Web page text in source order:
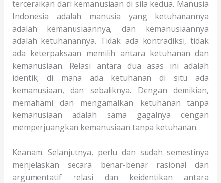
terceraikan dari kemanusiaan di sila kedua. Manusia
Indonesia adalah manusia yang ketuhanannya
adalah kemanusiaannya, dan kemanusiaannya
adalah ketuhanannya. Tidak ada kontradiksi, tidak
ada keterpaksaan memilih antara ketuhanan dan
kemanusiaan. Relasi antara dua asas ini adalah
identik; di mana ada ketuhanan di situ ada
kemanusiaan, dan sebaliknya. Dengan demikian,
memahami dan mengamalkan ketuhanan tanpa
kemanusiaan adalah sama gagalnya dengan
memperjuangkan kemanusiaan tanpa ketuhanan.
Keanam. Selanjutnya, perlu dan sudah semestinya
menjelaskan secara benar-benar rasional dan
argumentatif relasi dan keidentikan antara